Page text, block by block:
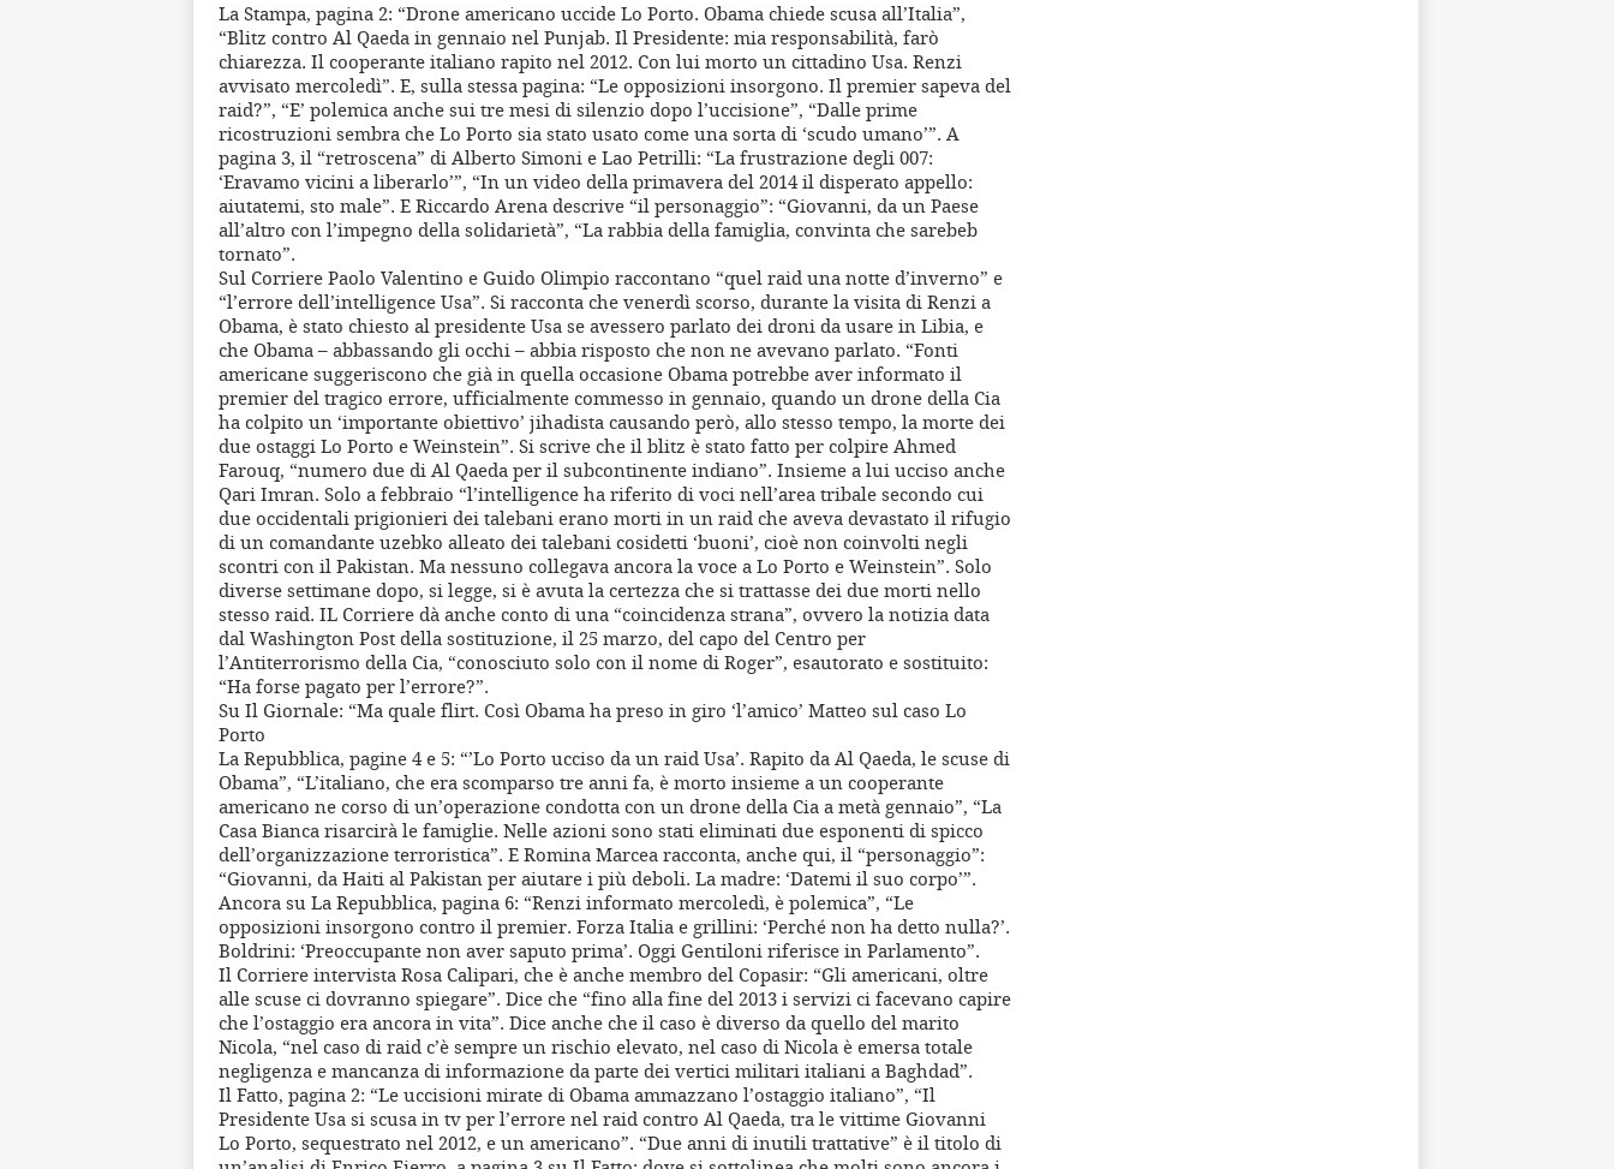
La Stampa, pagina 2: “Drone americano uccide Lo Porto. Obama chiede scusa all’Italia”,
“Blitz contro Al Qaeda in gennaio nel Punjab. Il Presidente: mia responsabilità, farò
chiarezza. Il cooperante italiano rapito nel 2012. Con lui morto un cittadino Usa. Renzi
avvisato mercoledì”. E, sulla stessa pagina: “Le opposizioni insorgono. Il premier sapeva del
raid?”, “E’ polemica anche sui tre mesi di silenzio dopo l’uccisione”, “Dalle prime
ricostruzioni sembra che Lo Porto sia stato usato come una sorta di ‘scudo umano’”. A
pagina 3, il “retroscena” di Alberto Simoni e Lao Petrilli: “La frustrazione degli 007:
‘Eravamo vicini a liberarlo’”, “In un video della primavera del 2014 il disperato appello:
aiutatemi, sto male”. E Riccardo Arena descrive “il personaggio”: “Giovanni, da un Paese
all’altro con l’impegno della solidarietà”, “La rabbia della famiglia, convinta che sarebeb
tornato”.
Sul Corriere Paolo Valentino e Guido Olimpio raccontano “quel raid una notte d’inverno” e
“l’errore dell’intelligence Usa”. Si racconta che venerdì scorso, durante la visita di Renzi a
Obama, è stato chiesto al presidente Usa se avessero parlato dei droni da usare in Libia, e
che Obama – abbassando gli occhi – abbia risposto che non ne avevano parlato. “Fonti
americane suggeriscono che già in quella occasione Obama potrebbe aver informato il
premier del tragico errore, ufficialmente commesso in gennaio, quando un drone della Cia
ha colpito un ‘importante obiettivo’ jihadista causando però, allo stesso tempo, la morte dei
due ostaggi Lo Porto e Weinstein”. Si scrive che il blitz è stato fatto per colpire Ahmed
Farouq, “numero due di Al Qaeda per il subcontinente indiano”. Insieme a lui ucciso anche
Qari Imran. Solo a febbraio “l’intelligence ha riferito di voci nell’area tribale secondo cui
due occidentali prigionieri dei talebani erano morti in un raid che aveva devastato il rifugio
di un comandante uzebko alleato dei talebani cosidetti ‘buoni’, cioè non coinvolti negli
scontri con il Pakistan. Ma nessuno collegava ancora la voce a Lo Porto e Weinstein”. Solo
diverse settimane dopo, si legge, si è avuta la certezza che si trattasse dei due morti nello
stesso raid. IL Corriere dà anche conto di una “coincidenza strana”, ovvero la notizia data
dal Washington Post della sostituzione, il 25 marzo, del capo del Centro per
l’Antiterrorismo della Cia, “conosciuto solo con il nome di Roger”, esautorato e sostituito:
“Ha forse pagato per l’errore?”.
Su Il Giornale: “Ma quale flirt. Così Obama ha preso in giro ‘l’amico’ Matteo sul caso Lo
Porto
La Repubblica, pagine 4 e 5: “’Lo Porto ucciso da un raid Usa’. Rapito da Al Qaeda, le scuse di
Obama”, “L’italiano, che era scomparso tre anni fa, è morto insieme a un cooperante
americano ne corso di un’operazione condotta con un drone della Cia a metà gennaio”, “La
Casa Bianca risarcirà le famiglie. Nelle azioni sono stati eliminati due esponenti di spicco
dell’organizzazione terroristica”. E Romina Marcea racconta, anche qui, il “personaggio”:
“Giovanni, da Haiti al Pakistan per aiutare i più deboli. La madre: ‘Datemi il suo corpo’”.
Ancora su La Repubblica, pagina 6: “Renzi informato mercoledì, è polemica”, “Le
opposizioni insorgono contro il premier. Forza Italia e grillini: ‘Perché non ha detto nulla?’.
Boldrini: ‘Preoccupante non aver saputo prima’. Oggi Gentiloni riferisce in Parlamento”.
Il Corriere intervista Rosa Calipari, che è anche membro del Copasir: “Gli americani, oltre
alle scuse ci dovranno spiegare”. Dice che “fino alla fine del 2013 i servizi ci facevano capire
che l’ostaggio era ancora in vita”. Dice anche che il caso è diverso da quello del marito
Nicola, “nel caso di raid c’è sempre un rischio elevato, nel caso di Nicola è emersa totale
negligenza e mancanza di informazione da parte dei vertici militari italiani a Baghdad”.
Il Fatto, pagina 2: “Le uccisioni mirate di Obama ammazzano l’ostaggio italiano”, “Il
Presidente Usa si scusa in tv per l’errore nel raid contro Al Qaeda, tra le vittime Giovanni
Lo Porto, sequestrato nel 2012, e un americano”. “Due anni di inutili trattative” è il titolo di